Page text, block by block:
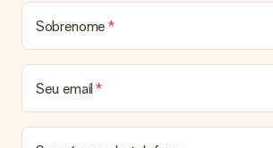
destinatário.
Prazo de entrega, opções de
de envio
Posso escolher uma data específica
Infelizmente, não é possível escolher uma
para entrega. Assim que concluirmos o seu
Sobrenome
Seu email